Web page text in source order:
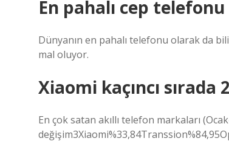
En pahalı cep
Dünyanın en pahalı telefonu olarak da
mal oluyor.
Xiaomi kaçıncı sırada
En çok satan akıllı telefon markaları